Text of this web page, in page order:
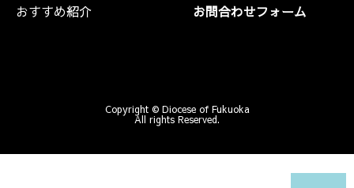
おすすめ紹介
お問合わせフォーム
Copyright © Diocese of Fukuoka
All rights Reserved.